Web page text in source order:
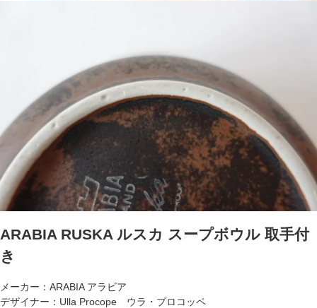
ARABIA RUSKA ルスカ スープボウル 取手付
き
メーカー：ARABIA アラビア
デザイナー：Ulla Procope ウラ・プロコッペ